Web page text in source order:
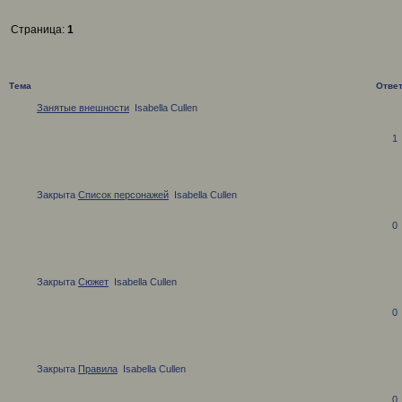
Страница:1
Тема
Занятые внешности Isabella Cullen
1
Закрыта Список персонажей Isabella Cullen
0
Закрыта Сюжет Isabella Cullen
0
Закрыта Правила Isabella Cullen
0